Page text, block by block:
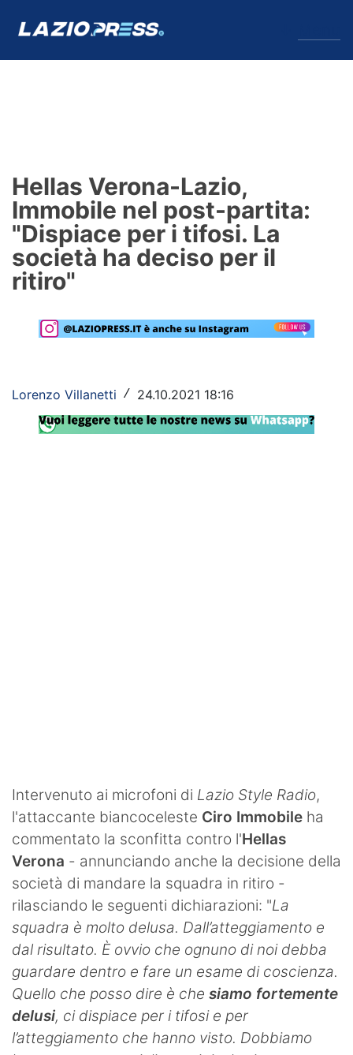
Formello
Infortuni
Primavera
Lazio Women
Social
Hellas Verona-Lazio,
Immobile nel post-partita:
"Dispiace per i tifosi. La
società ha deciso per il
ritiro"
Lorenzo Villanetti / 24.10.2021 18:16
Intervenuto ai microfoni di Lazio Style Radio,
l'attaccante biancoceleste Ciro Immobile ha
commentato la sconfitta contro l'Hellas
Verona - annunciando anche la decisione della
società di mandare la squadra in ritiro -
rilasciando le seguenti dichiarazioni: "La
squadra è molto delusa. Dall’atteggiamento e
dal risultato. È ovvio che ognuno di noi debba
guardare dentro e fare un esame di coscienza.
Quello che posso dire è che siamo fortemente
delusi, ci dispiace per i tifosi e per
l’atteggiamento che hanno visto. Dobbiamo